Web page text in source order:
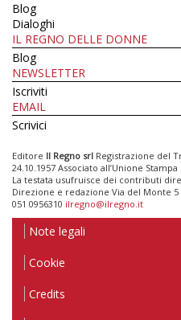
Blog
Dialoghi
IL REGNO DELLE DONNE
Blog
NEWSLETTER
Iscriviti
EMAIL
Scrivici
Editore Il Regno srl Registrazione del
24.10.1957 Associato all’Unione
La testata usufruisce dei contributi
Direzione e redazione Via del Monte 5
051 0956310 ilregno@ilregno.it
Note legali
Cookie
Credits